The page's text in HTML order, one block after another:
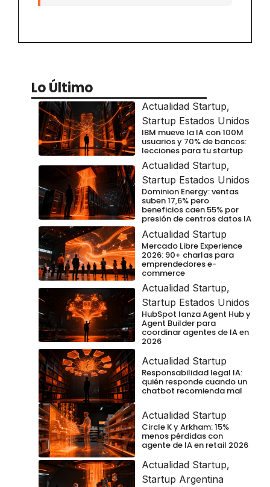
Lo Último
Actualidad Startup,
Startup Estados Unidos
IBM mueve la IA con 100M
usuarios y 70% de bancos:
lecciones para tu startup
Actualidad Startup,
Startup Estados Unidos
Dominion Energy: ventas
suben 17,6% pero
beneficios caen 55% por
presión de centros datos IA
Actualidad Startup
Mercado Libre Experience
2026: 90+ charlas para
emprendedores e-
commerce
Actualidad Startup,
Startup Estados Unidos
HubSpot lanza Agent Hub y
Agent Builder para
coordinar agentes de IA en
2026
Actualidad Startup
Responsabilidad legal IA:
quién responde cuando un
chatbot recomienda mal
Actualidad Startup
Circle K y Arkham: 15%
menos pérdidas con
agente de IA en retail 2026
Actualidad Startup,
Startup Argentina